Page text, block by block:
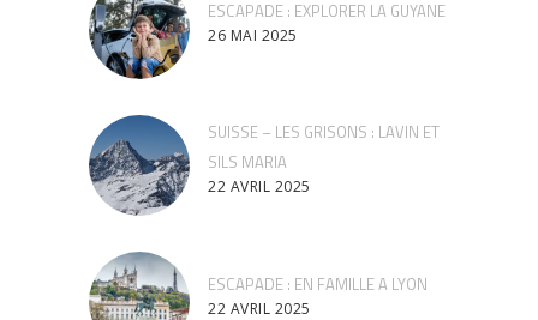
ESCAPADE : EXPLORER LA GUYANE
26 MAI 2025
SUISSE – LES GRISONS : LAVIN ET
SILS MARIA
22 AVRIL 2025
ESCAPADE : EN FAMILLE A LYON
22 AVRIL 2025